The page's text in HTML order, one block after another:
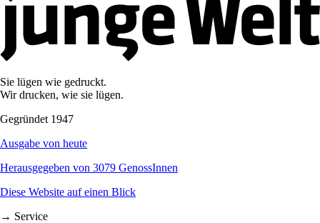
Sie lügen wie gedruckt.
Wir drucken, wie sie lügen.
Gegründet 1947
Ausgabe von heute
Herausgegeben von 3079 GenossInnen
Diese Website auf einen Blick
→ Service